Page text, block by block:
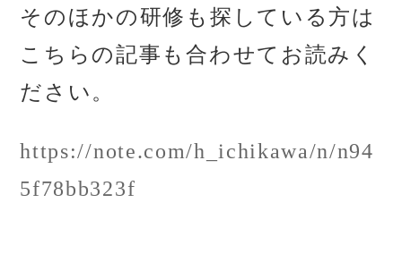
そのほかの研修も探している方は
こちらの記事も合わせてお読みく
ださい。
https://note.com/h_ichikawa/n/n94
5f78bb323f